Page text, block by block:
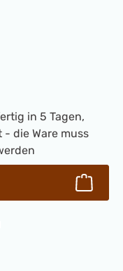
in 5 Tagen,
- die Ware muss